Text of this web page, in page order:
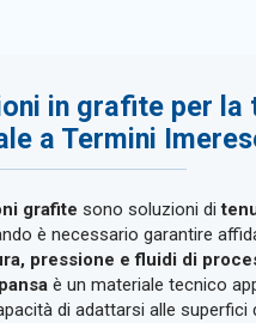
in grafite per la
a Termini
grafite sono soluzioni di
è necessario garantire
pressione e fluidi di
è un materiale tecnico
di adattarsi alle superfici